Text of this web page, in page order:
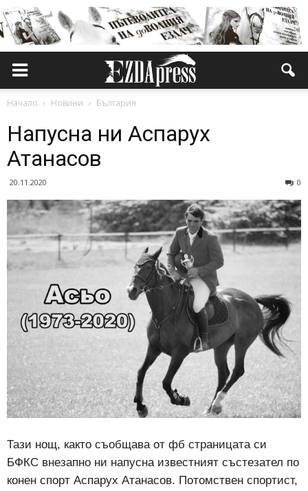
Начало Новини България
Напусна ни Аспарух
Атанасов
20.11.2020 0
Тази нощ, както съобщава от фб страницата си
БФКС внезапно ни напусна известният състезател по
конен спорт Аспарух Атанасов. Потомствен спортист,